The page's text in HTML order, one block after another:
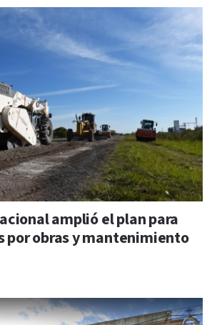
amplió el plan para
por obras y mantenimiento